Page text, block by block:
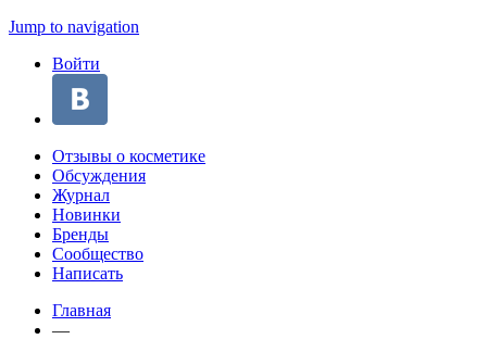
Jump to navigation
Войти
Отзывы о косметике
Обсуждения
Журнал
Новинки
Бренды
Сообщество
Написать
Главная
—